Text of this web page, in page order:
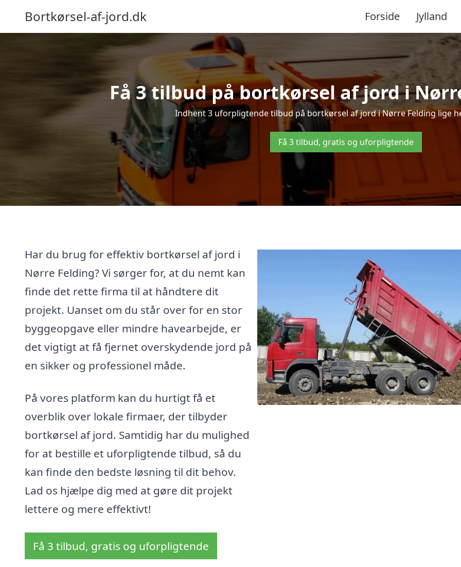
Bortkørsel-af-jord.dk Forside Jylland
Få 3 tilbud på bortkørsel af jord i
Indhent 3 uforpligtende tilbud på bortkørsel af jord i Nørre Felding lige
Få 3 tilbud, gratis og uforpligtende
Har du brug for effektiv bortkørsel af jord i
Nørre Felding? Vi sørger for, at du nemt kan
finde det rette firma til at håndtere dit
projekt. Uanset om du står over for en stor
byggeopgave eller mindre havearbejde, er
det vigtigt at få fjernet overskydende jord på
en sikker og professionel måde.
På vores platform kan du hurtigt få et
overblik over lokale firmaer, der tilbyder
bortkørsel af jord. Samtidig har du mulighed
for at bestille et uforpligtende tilbud, så du
kan finde den bedste løsning til dit behov.
Lad os hjælpe dig med at gøre dit projekt
lettere og mere effektivt!
Få 3 tilbud, gratis og uforpligtende